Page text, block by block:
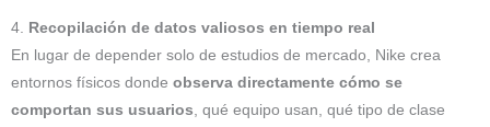
4. Recopilación de datos valiosos en tiempo real
En lugar de depender solo de estudios de mercado, Nike crea
entornos físicos donde observa directamente cómo se
comportan sus usuarios , qué equipo usan, qué tipo de clase